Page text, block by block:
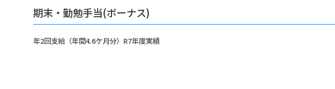
期末・勤勉手当(ボーナス)
年2回支給（年間4.6ケ月分）R7年度実績